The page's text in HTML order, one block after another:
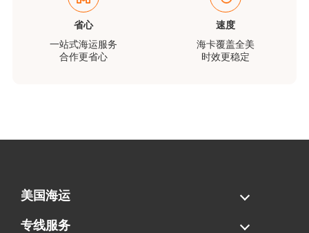
省心
一站式海运服务
合作更省心
速度
海卡覆盖全美
时效更稳定
美国海运
海运拼柜
海运整柜
美国海卡
加拿大海运
专线服务